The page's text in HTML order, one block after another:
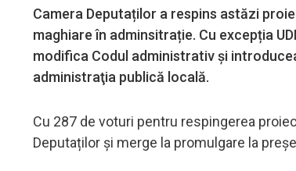
Camera Deputaților a respins astăzi
maghiare în adminsitrație. Cu excepția
modifica Codul administrativ și
administraţia publică locală.
Cu 287 de voturi pentru respingerea
Deputaților și merge la promulgare la